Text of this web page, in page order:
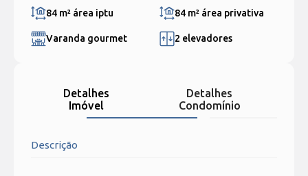
84 m² área iptu 84 m² área privativa
Varanda gourmet 2 elevadores
Detalhes
Imóvel
Detalhes
Condomínio
Descrição